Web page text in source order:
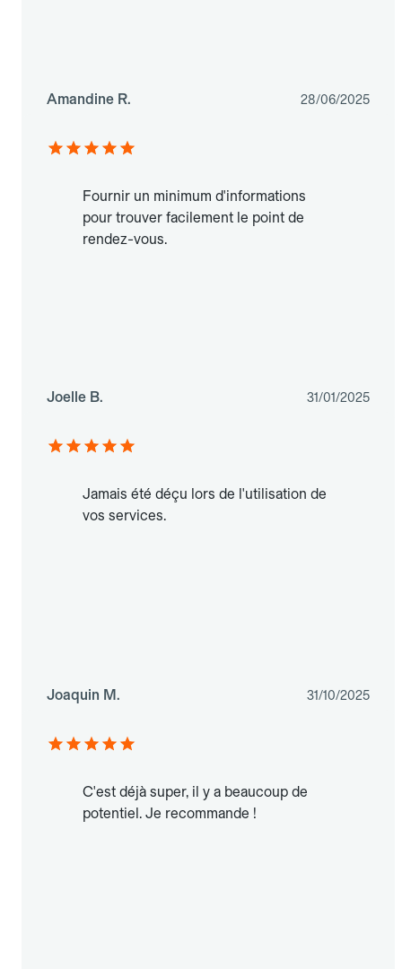
Amandine R. 28/06/2025
Fournir un minimum d'informations
pour trouver facilement le point de
rendez-vous.
Joelle B. 31/01/2025
Jamais été déçu lors de l'utilisation de
vos services.
Joaquin M. 31/10/2025
C'est déjà super, il y a beaucoup de
potentiel. Je recommande !